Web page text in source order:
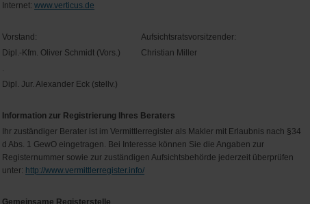
Internet: www.verticus.de
Vorstand:
Aufsichtsratsvorsitzender:
Dipl.-Kfm. Oliver Schmidt (Vors.)
Christian Miller
.
Dipl. Jur. Alexander Eck (stellv.)
Information zur Registrierung Ihres Beraters
Ihr zuständiger Berater ist im Vermittlerregister als Makler mit Erlaubnis nach §34
d Abs. 1 GewO eingetragen. Bei Interesse können Sie die Angaben zur
Registernummer sowie zur zuständigen Aufsichtsbehörde jederzeit überprüfen
unter: http://www.vermittlerregister.info/
Gemeinsame Registerstelle